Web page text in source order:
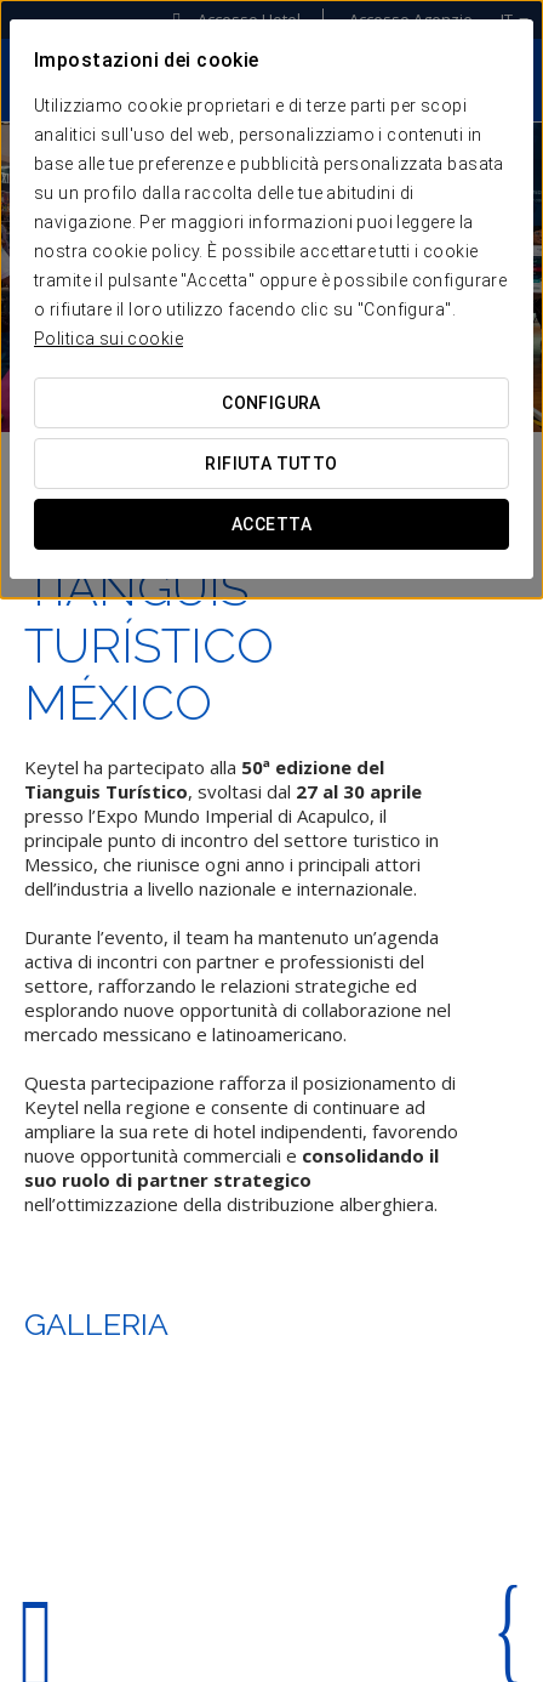
Impostazioni dei cookie
Utilizziamo cookie proprietari e di terze parti per scopi
analitici sull'uso del web, personalizziamo i contenuti in
base alle tue preferenze e pubblicità personalizzata basata
su un profilo dalla raccolta delle tue abitudini di
navigazione. Per maggiori informazioni puoi leggere la
nostra cookie policy. È possibile accettare tutti i cookie
tramite il pulsante "Accetta" oppure è possibile configurare
o rifiutare il loro utilizzo facendo clic su "Configura".
Politica sui cookie
CONFIGURA
RIFIUTA TUTTO
ACCETTA
Accesso Hotel Accesso Agenzie IT
TIANGUIS
TURÍSTICO
MÉXICO
Keytel ha partecipato alla 50ª edizione del
Tianguis Turístico, svoltasi dal 27 al 30 aprile
presso l’Expo Mundo Imperial di Acapulco, il
principale punto di incontro del settore turistico in
Messico, che riunisce ogni anno i principali attori
dell’industria a livello nazionale e internazionale.
Durante l’evento, il team ha mantenuto un’agenda
activa di incontri con partner e professionisti del
settore, rafforzando le relazioni strategiche ed
esplorando nuove opportunità di collaborazione nel
mercado messicano e latinoamericano.
Questa partecipazione rafforza il posizionamento di
Keytel nella regione e consente di continuare ad
ampliare la sua rete di hotel indipendenti, favorendo
nuove opportunità commerciali e consolidando il
suo ruolo di partner strategico
nell’ottimizzazione della distribuzione alberghiera.
GALLERIA